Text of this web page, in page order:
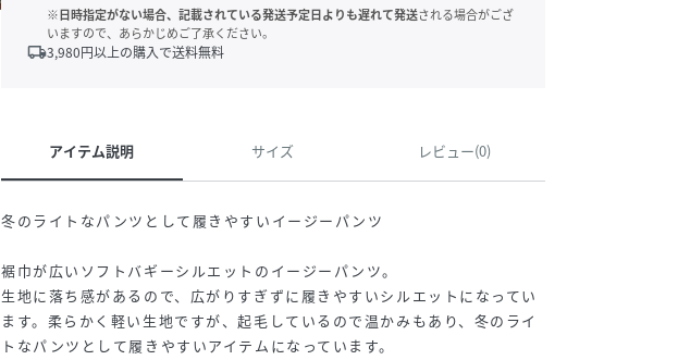
※日時指定がない場合、記載されている発送予定日よりも遅れて発送される場合がござ
いますので、あらかじめご了承ください。
local_shipping3,980円以上の購入で送料無料
アイテム説明 サイズ レビュー(0)
冬のライトなパンツとして履きやすいイージーパンツ
裾巾が広いソフトバギーシルエットのイージーパンツ。
生地に落ち感があるので、広がりすぎずに履きやすいシルエットになってい
ます。柔らかく軽い生地ですが、起毛しているので温かみもあり、冬のライ
トなパンツとして履きやすいアイテムになっています。